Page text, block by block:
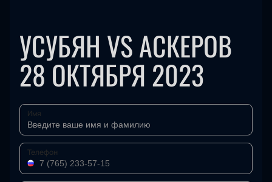
УСУБЯН VS АСКЕРОВ
28 ОКТЯБРЯ 2023
Имя
Телефон